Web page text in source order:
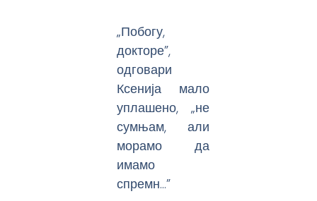
„Побогу,
докторе”,
одговари
Ксенија мало
уплашено, „не
сумњам, али
морамо да
имамо
спремн…”